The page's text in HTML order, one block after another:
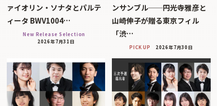
ァイオリン・ソナタとパルテ
ィータ BWV1004…
New Release Selection
2026年7月31日
ンサンブル──円光寺雅彦と
山崎伸子が贈る東京フィル
「渋…
PICK UP 2026年7月30日